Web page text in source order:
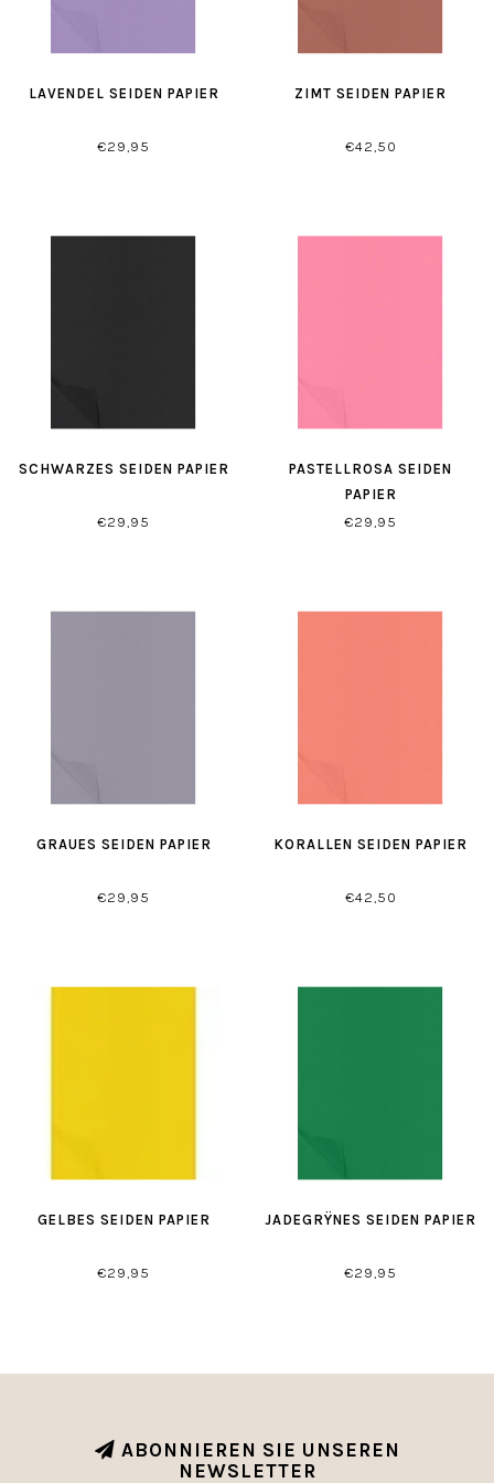
LAVENDEL SEIDEN PAPIER
€29,95
ZIMT SEIDEN PAPIER
€42,50
SCHWARZES SEIDEN PAPIER
€29,95
PASTELLROSA SEIDEN
PAPIER
€29,95
GRAUES SEIDEN PAPIER
€29,95
KORALLEN SEIDEN PAPIER
€42,50
GELBES SEIDEN PAPIER
€29,95
JADEGRŸNES SEIDEN PAPIER
€29,95
ABONNIEREN SIE UNSEREN
NEWSLETTER